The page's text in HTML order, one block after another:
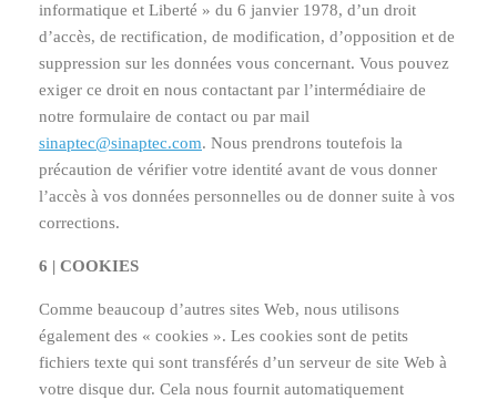
informatique et Liberté » du 6 janvier 1978, d’un droit
d’accès, de rectification, de modification, d’opposition et de
suppression sur les données vous concernant. Vous pouvez
exiger ce droit en nous contactant par l’intermédiaire de
notre formulaire de contact ou par mail
sinaptec@sinaptec.com. Nous prendrons toutefois la
précaution de vérifier votre identité avant de vous donner
l’accès à vos données personnelles ou de donner suite à vos
corrections.
6 | COOKIES
Comme beaucoup d’autres sites Web, nous utilisons
également des « cookies ». Les cookies sont de petits
fichiers texte qui sont transférés d’un serveur de site Web à
votre disque dur. Cela nous fournit automatiquement